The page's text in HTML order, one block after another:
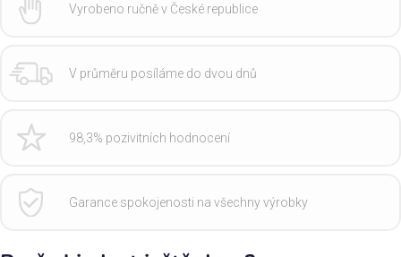
Vyrobeno ručně v České republice
V průměru posíláme do dvou dnů
98,3% pozivitních hodnocení
Garance spokojenosti na všechny výrobky